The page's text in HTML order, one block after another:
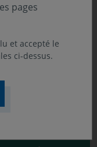
pages
et accepté le
ci-dessus.